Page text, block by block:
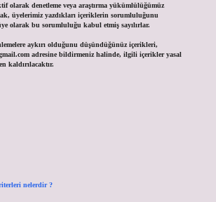
olarak denetleme veya araştırma yükümlülüğümüz
üyelerimiz yazdıkları içeriklerin sorumluluğunu
olarak bu sorumluluğu kabul etmiş sayılırlar.
aykırı olduğunu düşündüğünüz içerikleri,
adresine bildirmeniz halinde, ilgili içerikler yasal
kaldırılacaktır.
nelerdir ?